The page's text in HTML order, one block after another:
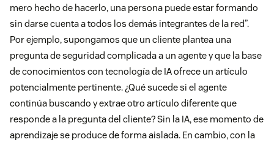
mero hecho de hacerlo, una persona puede estar formando
sin darse cuenta a todos los demás integrantes de la red”.
Por ejemplo, supongamos que un cliente plantea una
pregunta de seguridad complicada a un agente y que la base
de conocimientos con tecnología de IA ofrece un artículo
potencialmente pertinente. ¿Qué sucede si el agente
continúa buscando y extrae otro artículo diferente que
responde a la pregunta del cliente? Sin la IA, ese momento de
aprendizaje se produce de forma aislada. En cambio, con la